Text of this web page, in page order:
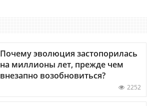
Почему эволюция застопорилась
на миллионы лет, прежде чем
внезапно возобновиться?
2252